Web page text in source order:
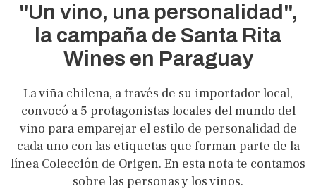
"Un vino, una personalidad",
la campaña de Santa Rita
Wines en Paraguay
La viña chilena, a través de su importador local,
convocó a 5 protagonistas locales del mundo del
vino para emparejar el estilo de personalidad de
cada uno con las etiquetas que forman parte de la
línea Colección de Origen. En esta nota te contamos
sobre las personas y los vinos.